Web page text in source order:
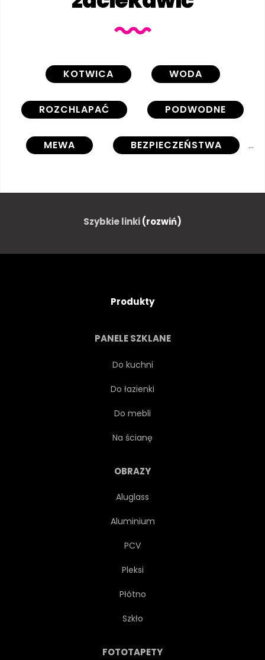
KOTWICA WODA
ROZCHLAPAĆ PODWODNE
MEWA BEZPIECZEŃSTWA
ŁAŃCUCH BĄBELEK
KROPLA ŁÓDŹ
BEZPIECZEŃSTWO
POWIERZCHNIA
PERSPEKTYWA
PATRZĄC W GÓRĘ
Szybkie linki(rozwiń)
Produkty
PANELE SZKLANE
Do kuchni
Do łazienki
Do mebli
Na ścianę
OBRAZY
Aluglass
Aluminium
PCV
Pleksi
Płótno
Szkło
FOTOTAPETY